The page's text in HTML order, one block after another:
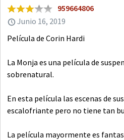
959664806
Junio 16, 2019
Película de Corin Hardi
La Monja es una película de
sobrenatural.
En esta película las escenas de
escalofriante pero no tiene tan
La película mayormente es